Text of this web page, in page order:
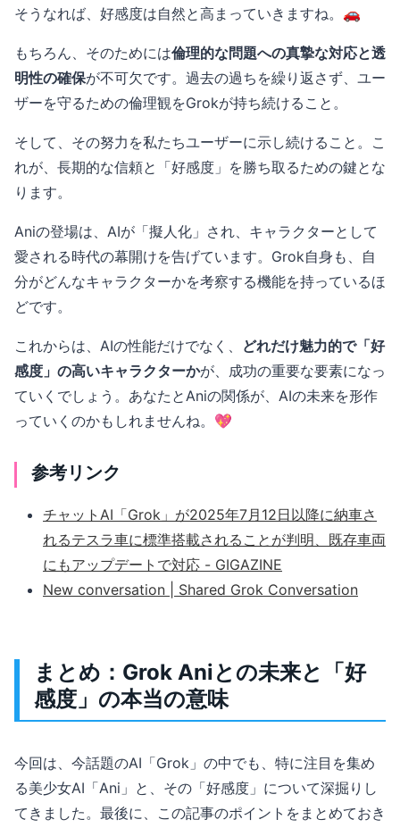
そうなれば、好感度は自然と高まっていきますね。🚗
もちろん、そのためには倫理的な問題への真摯な対応と透
明性の確保が不可欠です。過去の過ちを繰り返さず、ユー
ザーを守るための倫理観をGrokが持ち続けること。
そして、その努力を私たちユーザーに示し続けること。こ
れが、長期的な信頼と「好感度」を勝ち取るための鍵とな
ります。
Aniの登場は、AIが「擬人化」され、キャラクターとして
愛される時代の幕開けを告げています。Grok自身も、自
分がどんなキャラクターかを考察する機能を持っているほ
どです。
これからは、AIの性能だけでなく、 どれだけ魅力的で「好
感度」の高いキャラクターかが、成功の重要な要素になっ
ていくでしょう。あなたとAniの関係が、AIの未来を形作
っていくのかもしれませんね。💖
参考リンク
チャットAI「Grok」が2025年7月12日以降に納車さ
れるテスラ車に標準搭載されることが判明、既存車両
にもアップデートで対応 - GIGAZINE
New conversation | Shared Grok Conversation
まとめ：Grok Aniとの未来と「好
感度」の本当の意味
今回は、今話題のAI「Grok」の中でも、特に注目を集め
る美少女AI「Ani」と、その「好感度」について深掘りし
てきました。最後に、この記事のポイントをまとめておき